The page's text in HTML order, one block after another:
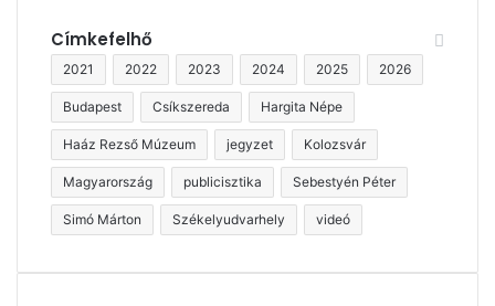
Címkefelhő
2021 2022 2023 2024 2025 2026
Budapest Csíkszereda Hargita Népe
Haáz Rezső Múzeum jegyzet Kolozsvár
Magyarország publicisztika Sebestyén Péter
Simó Márton Székelyudvarhely videó